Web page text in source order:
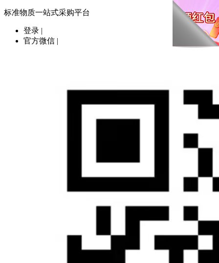
标准物质一站式采购平台
登录 |
官方微信 |